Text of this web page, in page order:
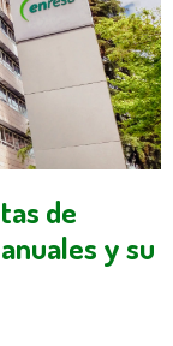
de
y su